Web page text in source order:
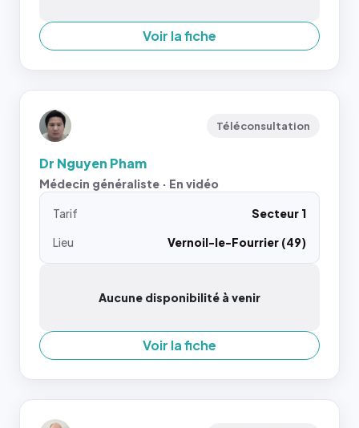
Voir la fiche
Téléconsultation
Dr Nguyen Pham
Médecin généraliste · En vidéo
Tarif
Secteur 1
Lieu
Vernoil-le-Fourrier (49)
Aucune disponibilité à venir
Voir la fiche